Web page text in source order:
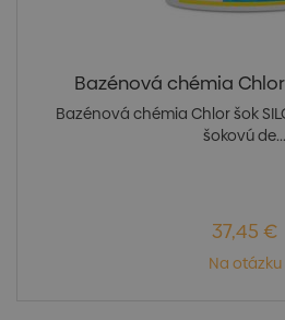
Bazénová chémia Chlor
Bazénová chémia Chlor šok
šokovú de...
37,45 €
Na otázku